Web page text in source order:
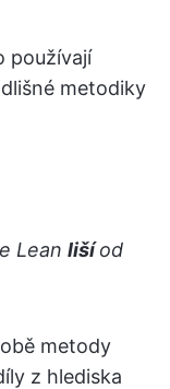
používají
metodiky
Lean lišíod
metody
z hlediska